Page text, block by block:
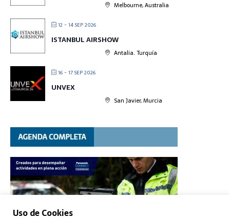
Melbourne, Australia
12 - 14 SEP 2026
ISTANBUL AIRSHOW
Antalia. Turquía
16 - 17 SEP 2026
UNVEX
San Javier, Murcia
Uso de Cookies